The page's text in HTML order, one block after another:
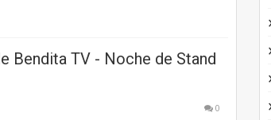
Bendita TV - Noche de Stand
0